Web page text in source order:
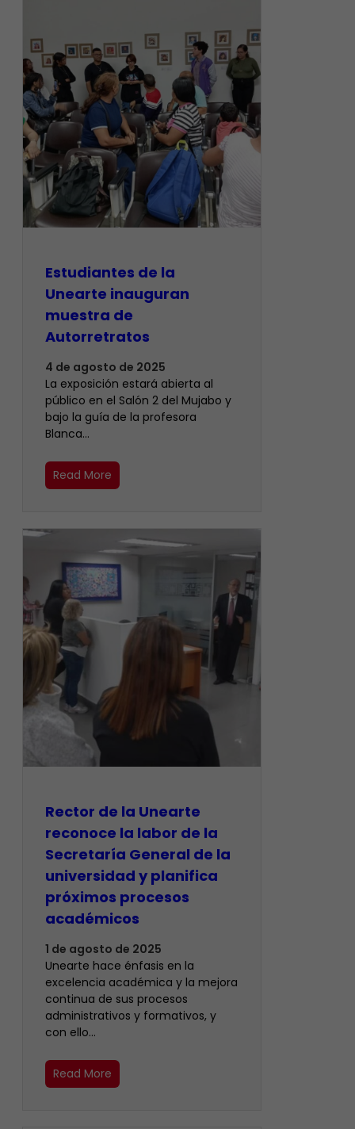
Estudiantes de la
Unearte inauguran
muestra de
Autorretratos
4 de agosto de 2025
La exposición estará abierta al
público en el Salón 2 del Mujabo y
bajo la guía de la profesora
Blanca…
Read More
Rector de la Unearte
reconoce la labor de la
Secretaría General de la
universidad y planifica
próximos procesos
académicos
1 de agosto de 2025
Unearte hace énfasis en la
excelencia académica y la mejora
continua de sus procesos
administrativos y formativos, y
con ello…
Read More